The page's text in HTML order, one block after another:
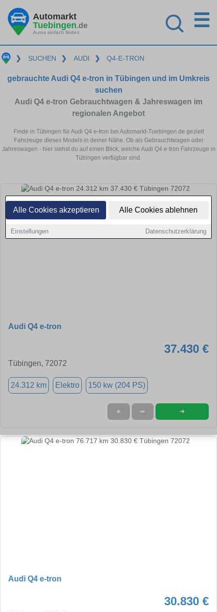
Alle Cookies akzeptieren Alle Cookies ablehnen
Einstellungen Datenschutzerklärung
Automarkt
Tuebingen.de
Autos einfach finden
☰
❯ SUCHEN ❯ AUDI ❯ Q4-E-TRON
gebrauchte Audi Q4 e-tron in Tübingen und im Umkreis
suchen
Audi Q4 e-tron Gebrauchtwagen & Jahreswagen im
regionalen Angebot
Finde in Tübingen für Audi Q4 e-tron bei Automarkt-Tuebingen.de gezielt
Fahrzeuge dieses Models in deiner Nähe. Ob als Gebrauchtwagen oder
Jahreswagen - hier siehst du auf einen Blick, welche Audi Q4 e-tron Fahrzeuge in
Tübingen verfügbar sind.
Audi Q4 e-tron
37.430 €
Tübingen, 72072
24.312 km Elektro 150 kw (204 PS)
★ ➦ ➜
Audi Q4 e-tron
30.830 €